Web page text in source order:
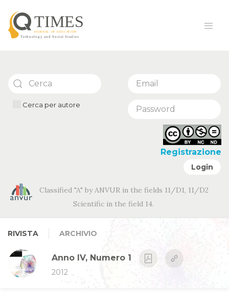
Cerca per autore
Registrazione
Login
Classified "A" by ANVUR in the fields 11/D1, 11/D2
Scientific in the field 14.
RIVISTA ARCHIVIO
Anno IV, Numero 1
2012